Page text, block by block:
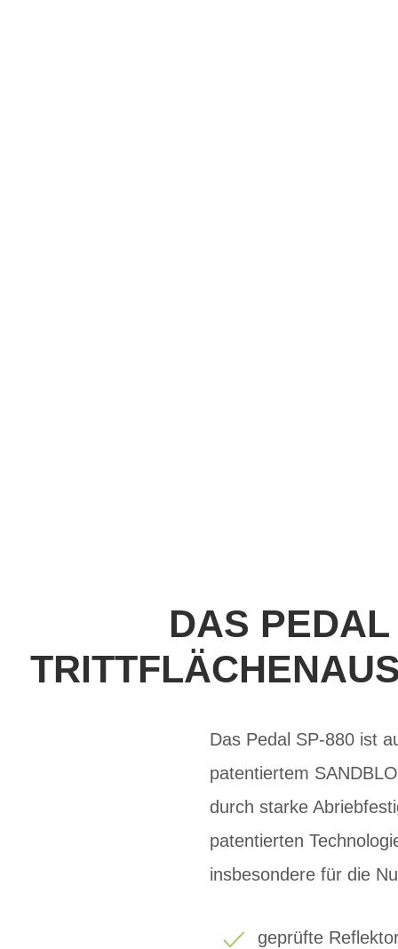
DAS
Das Pedal SP-880 ist
patentiertem
durch starke
patentierten
insbesondere für die
geprüfte